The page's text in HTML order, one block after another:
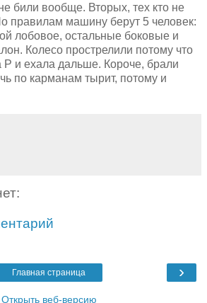
били вообще. Вторых, тех кто не
правилам машину берут 5 человек:
лобовое, остальные боковые и
Колесо прострелили потому что
и ехала дальше. Короче, брали
по карманам тырит, потому и
›
Главная страница
Открыть веб-версию